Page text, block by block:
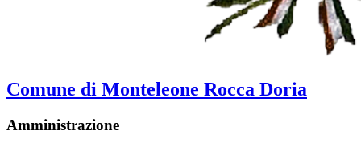
Comune di Monteleone Rocca Doria
Amministrazione